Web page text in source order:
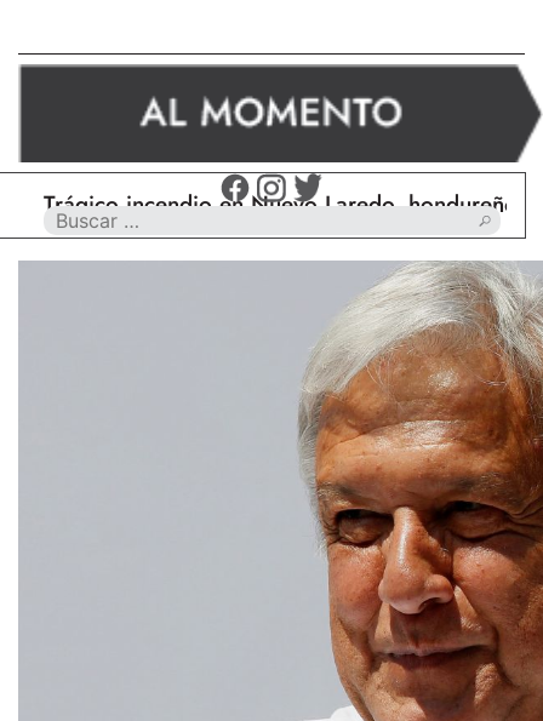
incendio en Nuevo Laredo, hondureño muere